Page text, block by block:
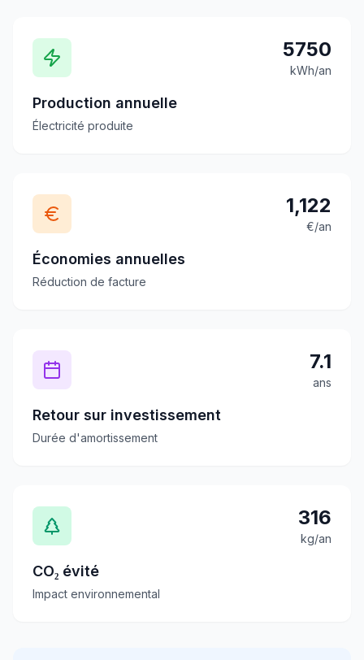
5750
kWh/an
Production annuelle
Électricité produite
1,122
€/an
Économies annuelles
Réduction de facture
7.1
ans
Retour sur investissement
Durée d'amortissement
316
kg/an
CO₂ évité
Impact environnemental